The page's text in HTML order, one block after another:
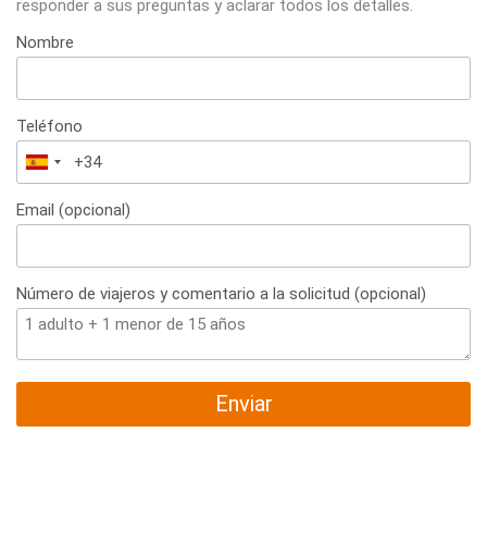
responder a sus preguntas y aclarar todos los detalles.
Nombre
Teléfono
España
+34
Email (opcional)
Número de viajeros y comentario a la solicitud (opcional)
Enviar